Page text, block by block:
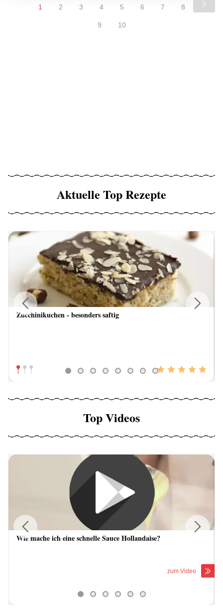
1 2 3 4 5 6 7 8
9 10
Aktuelle Top Rezepte
Zucchinikuchen - besonders saftig
Previous
Top Videos
Wie mache ich eine schnelle Sauce Hollandaise?
zum Video
Previous